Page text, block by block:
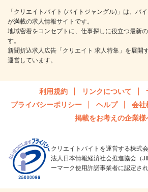
「クリエイトバイト (バイトジャングル)」は、バ
が満載の求人情報サイトです。
地域密着をコンセプトに、仕事探しに役立つ最新
す。
新聞折込求人広告「クリエイト 求人特集」を展開
運営しています。
利用規約 リンクについて
プライバシーポリシー
ヘルプ 会社
掲載をお考えの企業様
クリエイトバイトを運営する株式
法人日本情報経済社会推進協会（
ーマーク使用許諾事業者に認定され